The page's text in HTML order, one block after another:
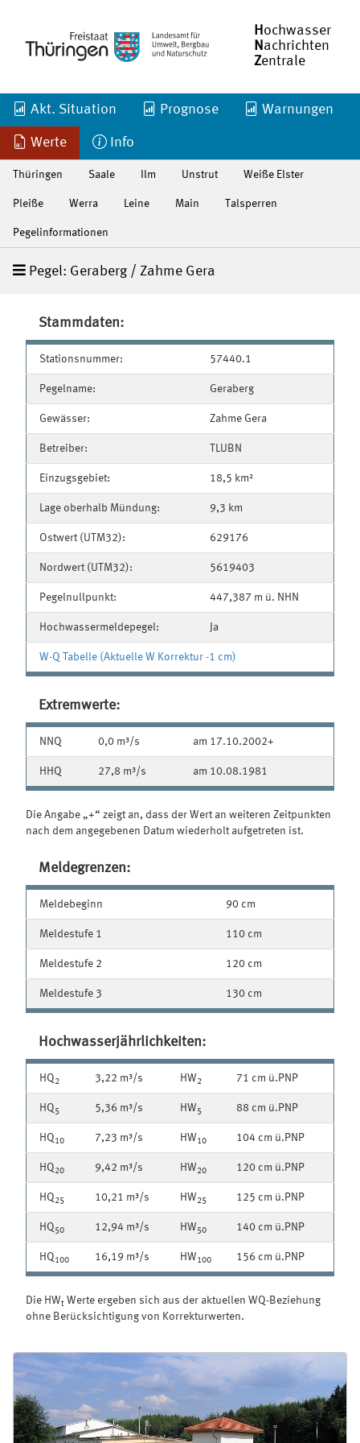
H ochwasser
N achrichten
Zentrale
Akt. Situation Prognose Warnungen
Werte Info
Thüringen Saale Ilm Unstrut Weiße Elster
Pleiße Werra Leine Main Talsperren
Pegelinformationen
Pegel: Geraberg / Zahme Gera
Stammdaten:
Stationsnummer: 57440.1
Pegelname: Geraberg
Gewässer: Zahme Gera
Betreiber: TLUBN
Einzugsgebiet: 18,5 km²
Lage oberhalb Mündung: 9,3 km
Ostwert (UTM32): 629176
Nordwert (UTM32): 5619403
Pegelnullpunkt: 447,387 m ü. NHN
Hochwassermeldepegel: Ja
W-Q Tabelle (Aktuelle W Korrektur -1 cm)
Extremwerte:
NNQ 0,0 m³/s am 17.10.2002+
HHQ 27,8 m³/s am 10.08.1981
Die Angabe „+“ zeigt an, dass der Wert an weiteren Zeitpunkten
nach dem angegebenen Datum wiederholt aufgetreten ist.
Meldegrenzen:
Meldebeginn 90 cm
Meldestufe 1 110 cm
Meldestufe 2 120 cm
Meldestufe 3 130 cm
Hochwasserjährlichkeiten:
HQ 2 3,22 m³/s HW 2 71 cm ü.PNP
HQ 5 5,36 m³/s HW 5 88 cm ü.PNP
HQ 10 7,23 m³/s HW 10 104 cm ü.PNP
HQ 20 9,42 m³/s HW 20 120 cm ü.PNP
HQ 25 10,21 m³/s HW 25 125 cm ü.PNP
HQ 50 12,94 m³/s HW 50 140 cm ü.PNP
HQ 100 16,19 m³/s HW 100 156 cm ü.PNP
Die HWt Werte ergeben sich aus der aktuellen WQ-Beziehung
ohne Berücksichtigung von Korrekturwerten.